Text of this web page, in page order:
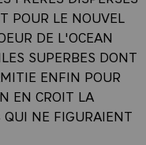
POUR LE NOUVEL
DE L'OCEAN
SUPERBES DONT
ENFIN POUR
EN CROIT LA
QUI NE FIGURAIENT